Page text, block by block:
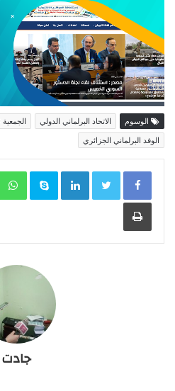
الوسوم الاتحاد البرلماني الدولي الجمعية 149
الوفد البرلماني الجزائري
LinkedIn
Skype
طباعة
جادت